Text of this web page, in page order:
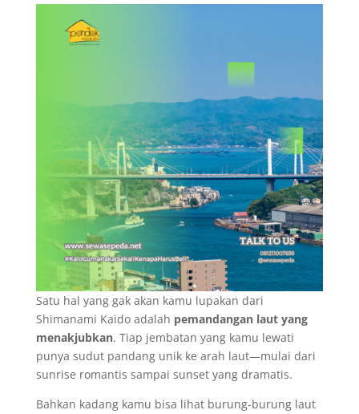
Satu hal yang gak akan kamu lupakan dari
Shimanami Kaido adalah pemandangan laut yang
menakjubkan. Tiap jembatan yang kamu lewati
punya sudut pandang unik ke arah laut—mulai dari
sunrise romantis sampai sunset yang dramatis.
Bahkan kadang kamu bisa lihat burung-burung laut